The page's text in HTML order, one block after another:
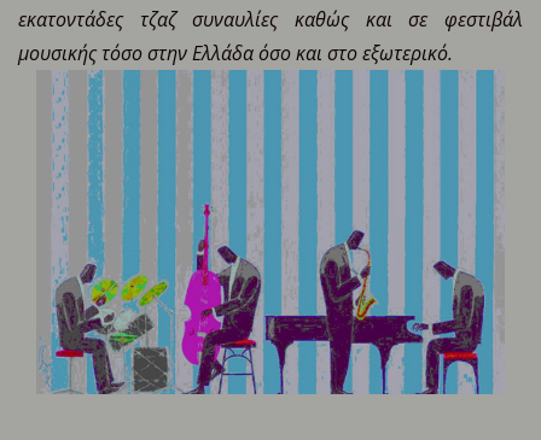
εκατοντάδες τζαζ συναυλίες καθώς και σε φεστιβάλ
μουσικής τόσο στην Ελλάδα όσο και στο εξωτερικό.